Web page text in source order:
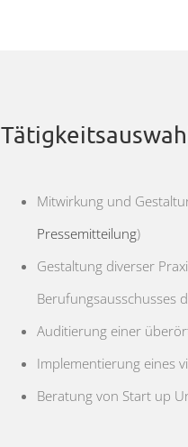
Mitwirkung und
Pressemitteilung)
Gestaltung diverser
Berufungsausschusses
Auditierung einer
Implementierung eines
Beratung von Start up